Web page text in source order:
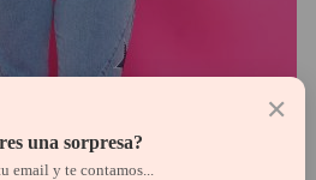
✕
una sorpresa?
email y te contamos...